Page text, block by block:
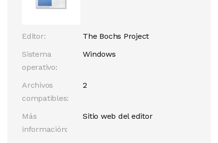
Editor:
The Bochs Project
Sistema
operativo:
Windows
Archivos
compatibles:
2
Más
información:
Sitio web del editor